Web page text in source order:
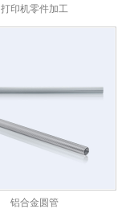
打印机零件加工
铝合金圆管